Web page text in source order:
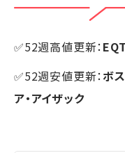
✅52週高値更新：EQT
✅52週安値更新：ボ
ア・アイザック